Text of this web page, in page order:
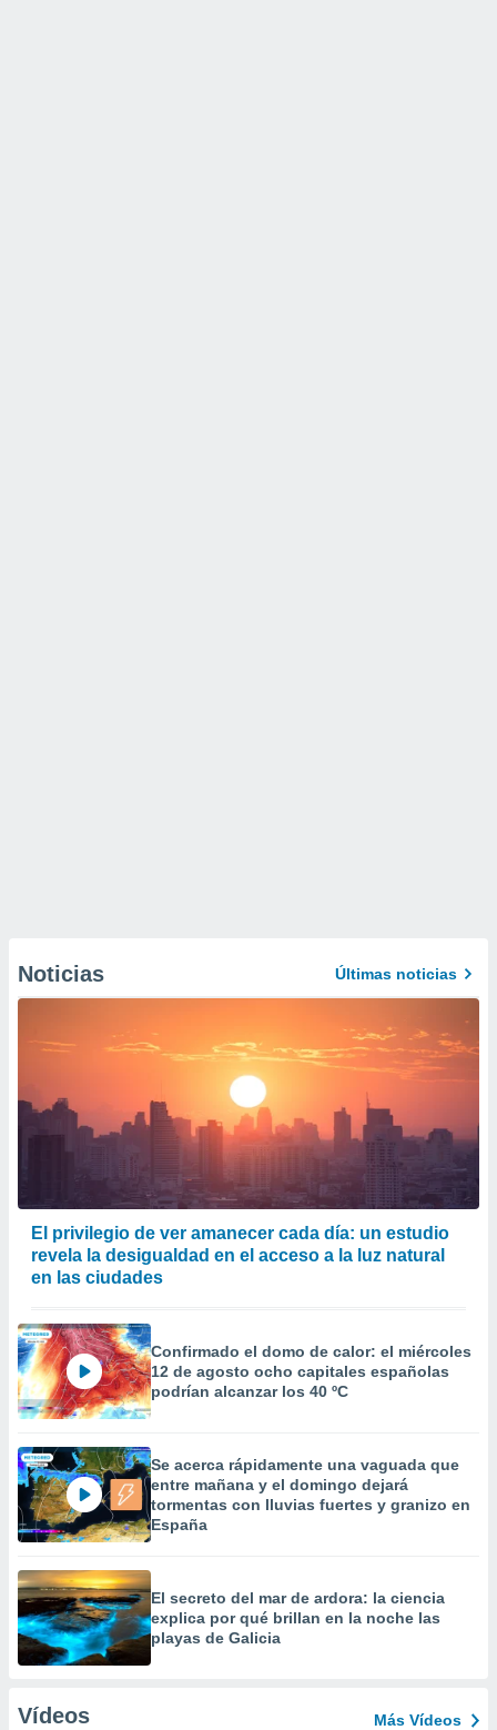
Noticias Últimas noticias
El privilegio de ver amanecer cada día: un estudio
revela la desigualdad en el acceso a la luz natural
en las ciudades
Confirmado el domo de calor: el miércoles
12 de agosto ocho capitales españolas
podrían alcanzar los 40 ºC
Se acerca rápidamente una vaguada que
entre mañana y el domingo dejará
tormentas con lluvias fuertes y granizo en
España
El secreto del mar de ardora: la ciencia
explica por qué brillan en la noche las
playas de Galicia
Vídeos Más Vídeos